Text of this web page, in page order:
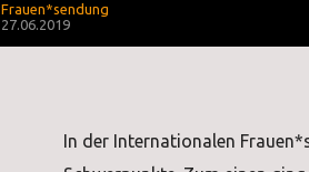
Frauen*sendung
27.06.2019
In der Internationalen